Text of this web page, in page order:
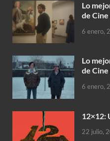
Lo
de
6 enero,
Lo
de
6 enero,
12×12:
22 julio,